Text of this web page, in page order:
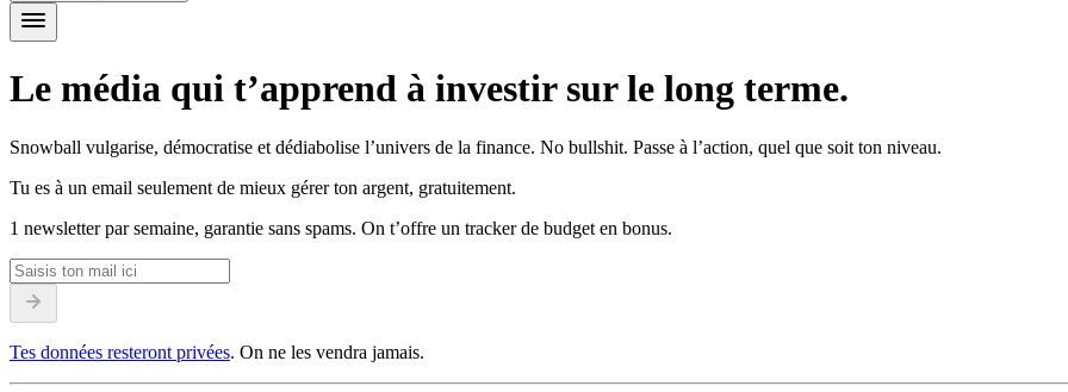
Le média qui t’apprend à investir sur le long terme.
Snowball vulgarise, démocratise et dédiabolise l’univers de la finance. No bullshit. Passe à l’action, quel que soit ton niveau.
Tu es à un email seulement de mieux gérer ton argent, gratuitement.
1 newsletter par semaine, garantie sans spams. On t’offre un tracker de budget en bonus.
Tes données resteront privées. On ne les vendra jamais.